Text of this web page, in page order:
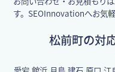
す。SEOInnovationへお気
松前町の対